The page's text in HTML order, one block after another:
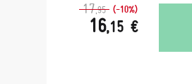
17,95 (-10%)
16,15 €